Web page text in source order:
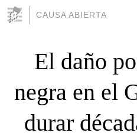
CAUSA ABIERTA
El daño
negra en el
durar